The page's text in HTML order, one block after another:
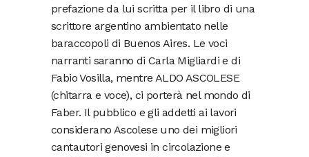
prefazione da lui scritta per il libro di una
scrittore argentino ambientato nelle
baraccopoli di Buenos Aires. Le voci
narranti saranno di Carla Migliardi e di
Fabio Vosilla, mentre ALDO ASCOLESE
(chitarra e voce), ci porterà nel mondo di
Faber. Il pubblico e gli addetti ai lavori
considerano Ascolese uno dei migliori
cantautori genovesi in circolazione e